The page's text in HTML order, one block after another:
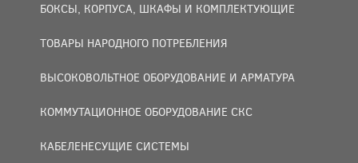
БОКСЫ, КОРПУСА, ШКАФЫ И КОМПЛЕКТУЮЩИЕ
ТОВАРЫ НАРОДНОГО ПОТРЕБЛЕНИЯ
ВЫСОКОВОЛЬТНОЕ ОБОРУДОВАНИЕ И АРМАТУРА
КОММУТАЦИОННОЕ ОБОРУДОВАНИЕ СКС
КАБЕЛЕНЕСУЩИЕ СИСТЕМЫ